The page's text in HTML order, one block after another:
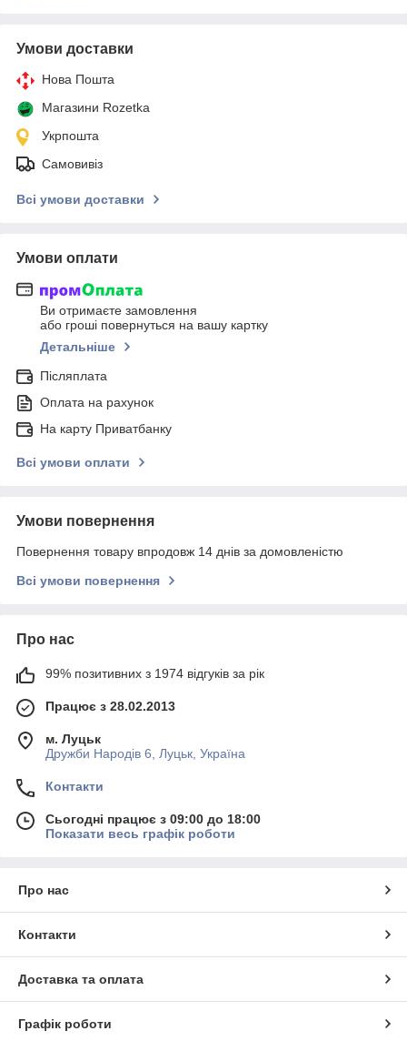
Умови доставки
Нова Пошта
Магазини Rozetka
Укрпошта
Самовивіз
Всі умови доставки
Умови оплати
Ви отримаєте замовлення
або гроші повернуться на вашу картку
Детальніше
Післяплата
Оплата на рахунок
На карту Приватбанку
Всі умови оплати
Умови повернення
Повернення товару впродовж 14 днів за домовленістю
Всі умови повернення
Про нас
99% позитивних з 1974 відгуків за рік
Працює з 28.02.2013
м. Луцьк
Дружби Народів 6, Луцьк, Україна
Контакти
Сьогодні працює з 09:00 до 18:00
Показати весь графік роботи
Про нас
Контакти
Доставка та оплата
Графік роботи